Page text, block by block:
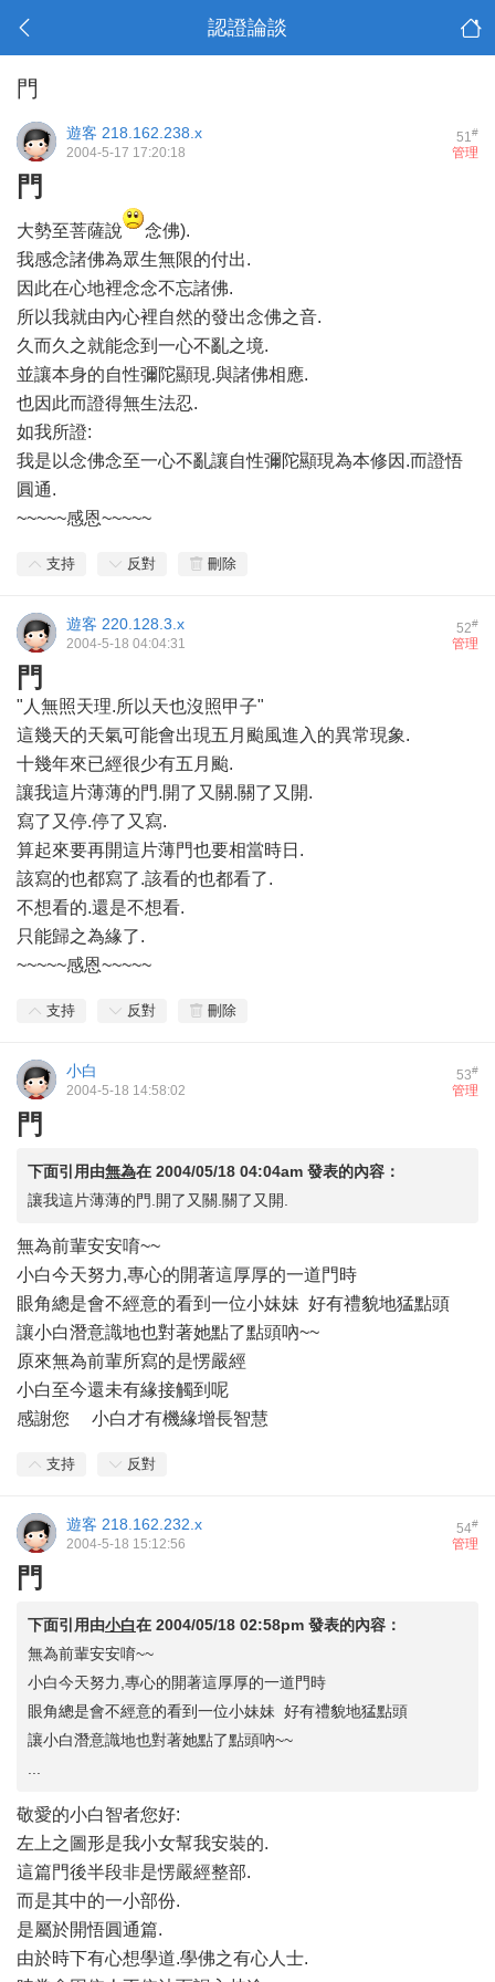
認證論談
門
51#
遊客 218.162.238.x
管理
2004-5-17 17:20:18
門
大勢至菩薩說
念佛).
我感念諸佛為眾生無限的付出.
因此在心地裡念念不忘諸佛.
所以我就由內心裡自然的發出念佛之音.
久而久之就能念到一心不亂之境.
並讓本身的自性彌陀顯現.與諸佛相應.
也因此而證得無生法忍.
如我所證:
我是以念佛念至一心不亂讓自性彌陀顯現為本修因.而證悟
圓通.
~~~~~感恩~~~~~
支持 反對 刪除
52#
遊客 220.128.3.x
管理
2004-5-18 04:04:31
門
"人無照天理.所以天也沒照甲子"
這幾天的天氣可能會出現五月颱風進入的異常現象.
十幾年來已經很少有五月颱.
讓我這片薄薄的門.開了又關.關了又開.
寫了又停.停了又寫.
算起來要再開這片薄門也要相當時日.
該寫的也都寫了.該看的也都看了.
不想看的.還是不想看.
只能歸之為緣了.
~~~~~感恩~~~~~
支持 反對 刪除
53#
小白
管理
2004-5-18 14:58:02
門
下面引用由無為在 2004/05/18 04:04am 發表的內容：
讓我這片薄薄的門.開了又關.關了又開.
無為前輩安安唷~~
小白今天努力,專心的開著這厚厚的一道門時
眼角總是會不經意的看到一位小妹妹 好有禮貌地猛點頭
讓小白潛意識地也對著她點了點頭吶~~
原來無為前輩所寫的是愣嚴經
小白至今還未有緣接觸到呢
感謝您 小白才有機緣增長智慧
支持 反對
54#
遊客 218.162.232.x
管理
2004-5-18 15:12:56
門
下面引用由小白在 2004/05/18 02:58pm 發表的內容：
無為前輩安安唷~~
小白今天努力,專心的開著這厚厚的一道門時
眼角總是會不經意的看到一位小妹妹 好有禮貌地猛點頭
讓小白潛意識地也對著她點了點頭吶~~
敬愛的小白智者您好:
左上之圖形是我小女幫我安裝的.
這篇門後半段非是愣嚴經整部.
而是其中的一小部份.
是屬於開悟圓通篇.
由於時下有心想學道.學佛之有心人士.